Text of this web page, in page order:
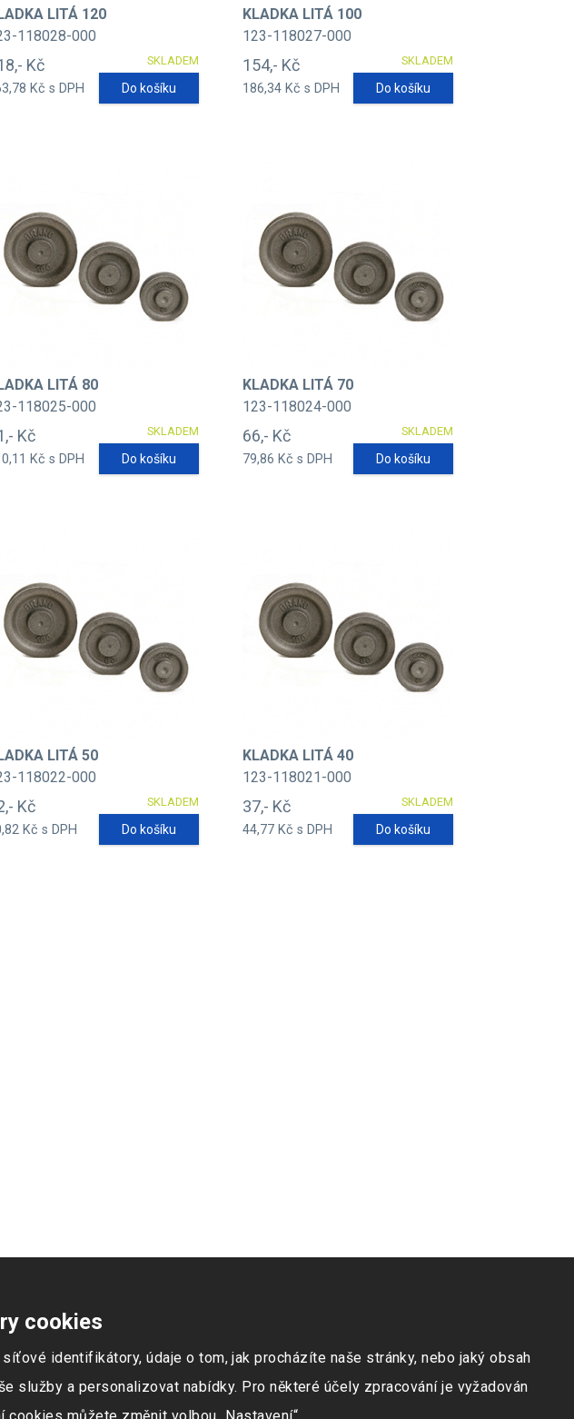
LITÁ 120
118028-000
SKLADEM
Kč
Kč s DPH Do košíku
KLADKA LITÁ 100
123-118027-000
SKLADEM
154,- Kč
186,34 Kč s DPH Do košíku
LITÁ 80
118025-000
SKLADEM
Kč
Kč s DPH Do košíku
KLADKA LITÁ 70
123-118024-000
SKLADEM
66,- Kč
79,86 Kč s DPH Do košíku
LITÁ 50
118022-000
SKLADEM
Kč
Kč s DPH Do košíku
KLADKA LITÁ 40
123-118021-000
SKLADEM
37,- Kč
44,77 Kč s DPH Do košíku
cookies
identifikátory, údaje o tom, jak procházíte naše stránky, nebo jaký obsah
služby a personalizovat nabídky. Pro některé účely zpracování je vyžadován